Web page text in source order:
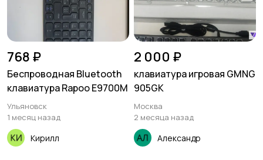
768 ₽
Беспроводная Bluetooth
клавиатура Rapoo Е9700M
Ульяновск
1 месяц назад
Кирилл
2 000 ₽
клавиатура игровая GMNG
905GK
Москва
2 месяца назад
Александр